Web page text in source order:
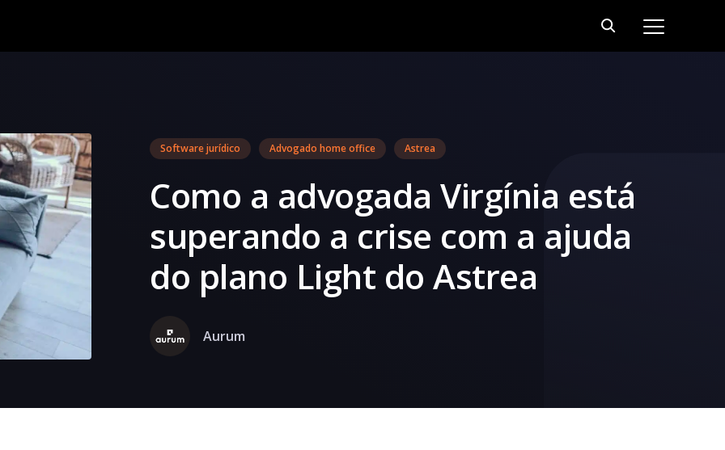
Software jurídico Advogado home office Astrea
Como a advogada Virgínia está
superando a crise com a ajuda
do plano Light do Astrea
Aurum